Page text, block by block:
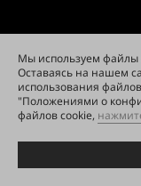
Мы используем файлы
Оставаясь на нашем
использования
"Положениями о
файлов cookie,